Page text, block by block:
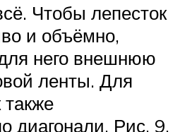
Чтобы лепесток
и объёмно,
него внешнюю
ленты. Для
также
диагонали. Рис. 9.